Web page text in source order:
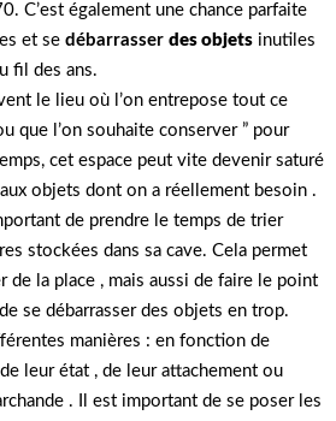
C’est également une chance parfaite
et se débarrasser des objets inutiles
fil des ans.
le lieu où l’on entrepose tout ce
que l’on souhaite conserver ” pour
cet espace peut vite devenir saturé
objets dont on a réellement besoin .
de prendre le temps de trier
stockées dans sa cave. Cela permet
de la place , mais aussi de faire le point
se débarrasser des objets en trop.
manières : en fonction de
leur état , de leur attachement ou
. Il est important de se poser les